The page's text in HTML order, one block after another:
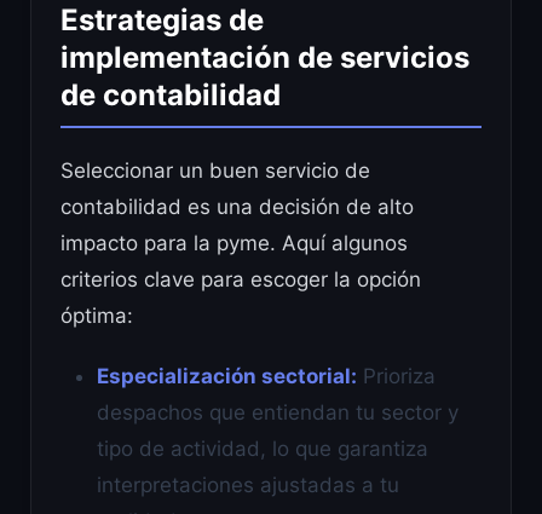
Estrategias de
implementación de servicios
de contabilidad
Seleccionar un buen servicio de
contabilidad es una decisión de alto
impacto para la pyme. Aquí algunos
criterios clave para escoger la opción
óptima:
Especialización sectorial: Prioriza
despachos que entiendan tu sector y
tipo de actividad, lo que garantiza
interpretaciones ajustadas a tu